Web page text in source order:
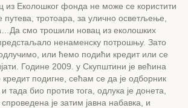
из Еколошког фонда не може се користити
тротоара, за улично осветљење,
смо трошили новац из еколошких
ненаменску потрошњу. Зато
или ћемо подићи кредит или се
Године 2009. у Скупштини је већина
кредит подигне, сећам се да је одборник
био против тога, одлука је донета,
је затим јавна набавка, и